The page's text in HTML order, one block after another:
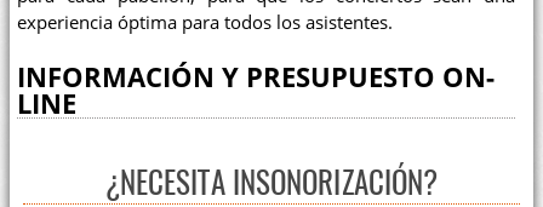
experiencia óptima para todos los asistentes.
INFORMACIÓN Y PRESUPUESTO ON-
LINE
¿NECESITA INSONORIZACIÓN?